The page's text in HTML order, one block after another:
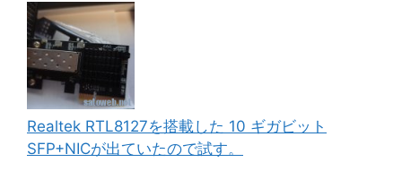
Realtek RTL8127を搭載した 10 ギガビット
SFP+NICが出ていたので試す。